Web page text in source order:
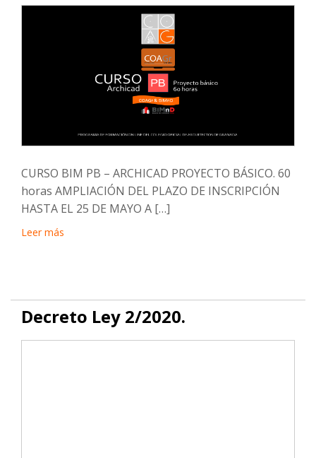
CURSO BIM PB – ARCHICAD PROYECTO BÁSICO. 60
horas AMPLIACIÓN DEL PLAZO DE INSCRIPCIÓN
HASTA EL 25 DE MAYO A […]
Leer más
Decreto Ley 2/2020.